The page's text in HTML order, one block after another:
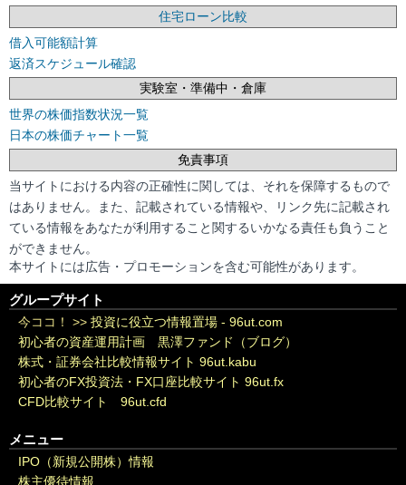
住宅ローン比較
借入可能額計算
返済スケジュール確認
実験室・準備中・倉庫
世界の株価指数状況一覧
日本の株価チャート一覧
免責事項
当サイトにおける内容の正確性に関しては、それを保障するもので
はありません。また、記載されている情報や、リンク先に記載され
ている情報をあなたが利用すること関するいかなる責任も負うこと
ができません。
本サイトには広告・プロモーションを含む可能性があります。
グループサイト
今ココ！ >> 投資に役立つ情報置場 - 96ut.com
初心者の資産運用計画 黒澤ファンド（ブログ）
株式・証券会社比較情報サイト 96ut.kabu
初心者のFX投資法・FX口座比較サイト 96ut.fx
CFD比較サイト 96ut.cfd
メニュー
IPO（新規公開株）情報
株主優待情報